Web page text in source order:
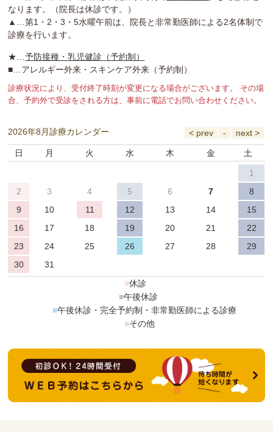
なります。（院長は休診です。）
▲…第1・2・3・5水曜午前は、院長と非常勤医師による2名体制で
診療を行います。
★…予防接種・乳児健診（予約制）
■…アレルギー外来・スキンケア外来（予約制）
診療状況により、受付終了時刻が変更になる場合がございます。 その場
合、予約外で受診をされる方は、事前に電話でお問い合わせください。
2026年8月診療カレンダー
日 月 火 水 木 金 土
1
2
3 4 5 6 7
8
9
10 11 12 13 14
15
16
17 18 19 20 21
22
23
24 25 26 27 28
29
30
31
■休診
■午後休診
■午後休診・完全予約制・非常勤医師による診療
■その他